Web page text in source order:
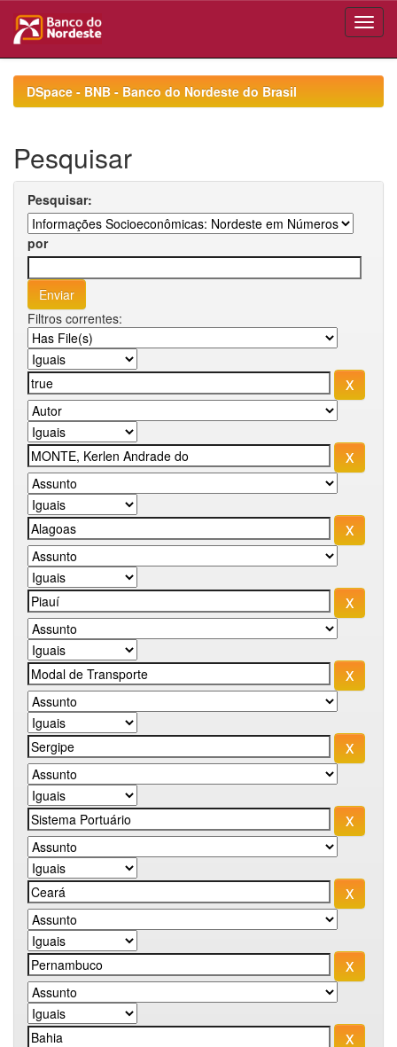
navigationDSpace - BNB - Banco do Nordeste do Brasil
Pesquisar
Pesquisar:
por
Filtros correntes: